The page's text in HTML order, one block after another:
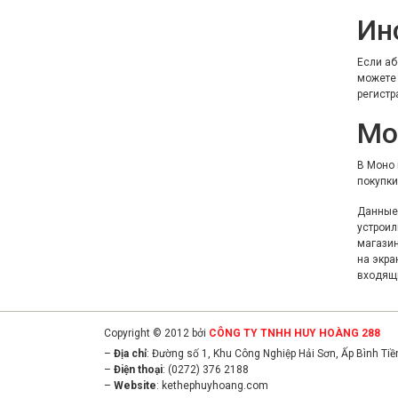
Если
можете
В Моно
Данные
на
Copyright © 2012 bởi CÔNG TY TNHH HUY HOÀNG 288
– Địa chỉ: Đường số 1, Khu Công Nghiệp Hải Sơn, Ấp Bình
– Điện thoại: (0272) 376 2188
– Website: kethephuyhoang.com